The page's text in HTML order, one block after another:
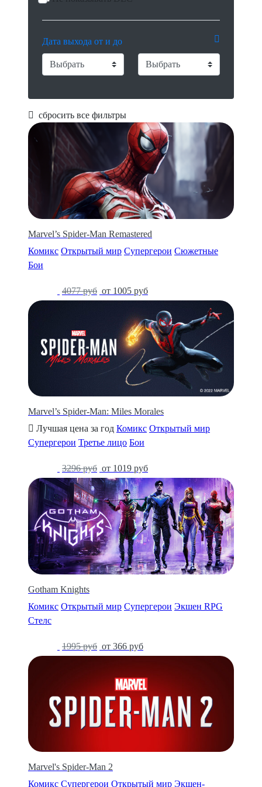
Marvel’s Spider-Man Remastered
Комикс Открытый мир Супергерои Сюжетные
Бои
4077 руб от 1005 руб
Marvel’s Spider-Man: Miles Morales
Лучшая цена за год Комикс Открытый мир
Супергерои Третье лицо Бои
3296 руб от 1019 руб
Gotham Knights
Комикс Открытый мир Супергерои Экшен RPG
Стелс
1995 руб от 366 руб
Marvel's Spider-Man 2
Комикс Супергерои Открытый мир Экшен-
Дата выхода от и до
сбросить все фильтры